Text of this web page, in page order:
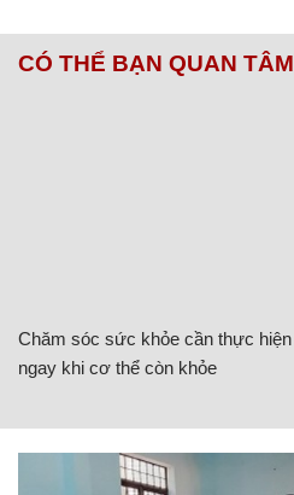
CÓ THỂ BẠN QUAN TÂM
Chăm sóc sức khỏe cần thực hiện
ngay khi cơ thể còn khỏe